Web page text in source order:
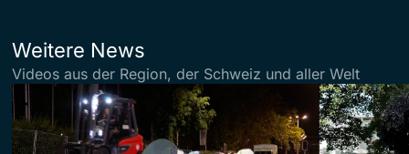
Weitere News
Videos aus der Region, der Schweiz und aller Welt